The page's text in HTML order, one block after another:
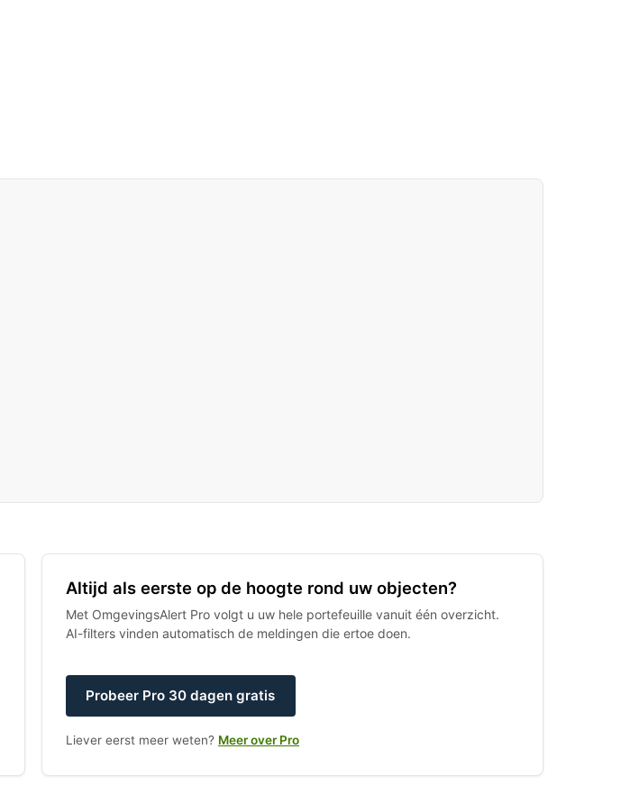
Altijd als eerste op de hoogte rond uw objecten?
Met OmgevingsAlert Pro volgt u uw hele portefeuille vanuit één overzicht.
AI-filters vinden automatisch de meldingen die ertoe doen.
Probeer Pro 30 dagen gratis
Liever eerst meer weten? Meer over Pro